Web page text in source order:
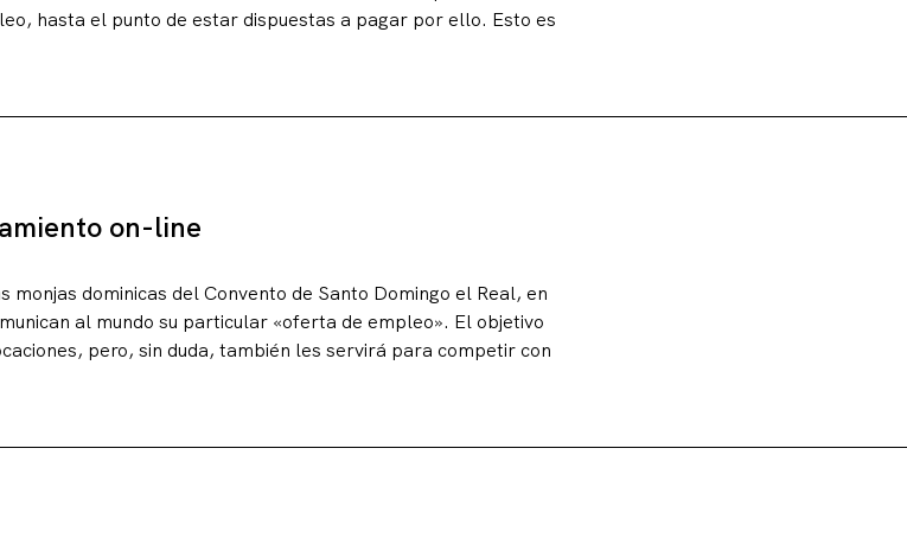
hasta el punto de estar dispuestas a pagar por ello. Esto es
on-line
dominicas del Convento de Santo Domingo el Real, en
al mundo su particular «oferta de empleo». El objetivo
pero, sin duda, también les servirá para competir con